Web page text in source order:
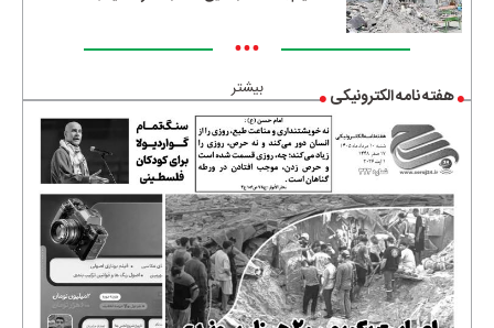
•••
بیشتر هفته نامه الکترونیکی